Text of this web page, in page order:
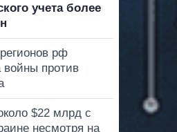
учета более
рф
войны против
$22 млрд с
несмотря на